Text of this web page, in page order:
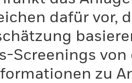
dafür vor,
Screenings
zu